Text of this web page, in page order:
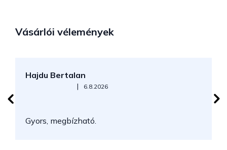
Vásárlói vélemények
Hajdu Bertalan
Az áruház értékelése 5-ből 5 csillag.
| 6.8.2026
Gyors, megbízható.